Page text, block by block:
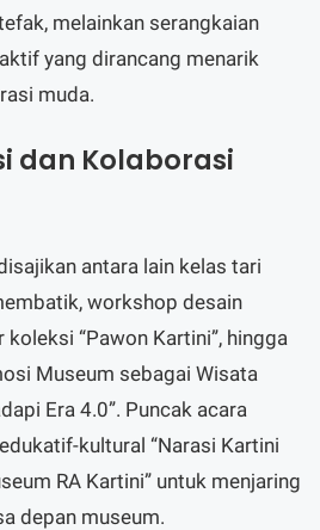
melainkan serangkaian
yang dirancang menarik
muda.
dan Kolaborasi
antara lain kelas tari
workshop desain
“Pawon Kartini”, hingga
Museum sebagai Wisata
Era 4.0”. Puncak acara
kultural “Narasi Kartini
RA Kartini” untuk menjaring
depan museum.